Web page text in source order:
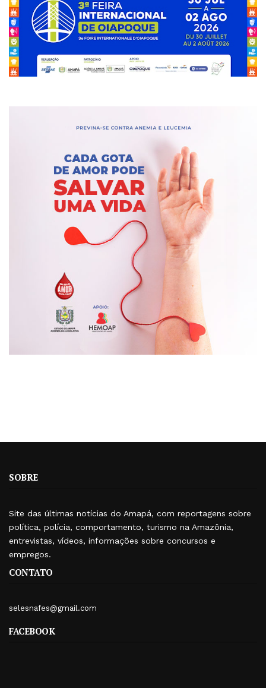
SOBRE
Site das últimas notícias do Amapá, com reportagens sobre
política, polícia, comportamento, turismo na Amazônia,
entrevistas, vídeos, informações sobre concursos e
empregos.
CONTATO
selesnafes@gmail.com
FACEBOOK